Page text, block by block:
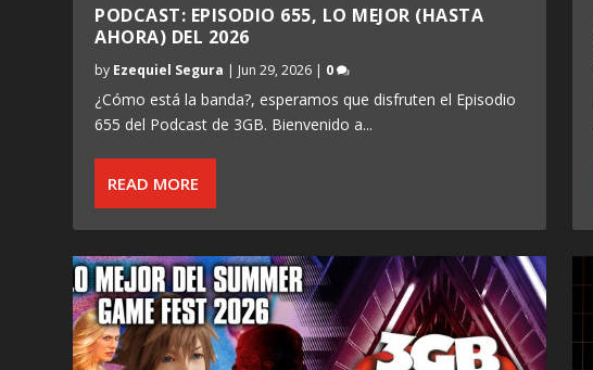
PODCAST: EPISODIO 655, LO MEJOR (HASTA
AHORA) DEL 2026
by Ezequiel Segura | Jun 29, 2026 | 0
¿Cómo está la banda?, esperamos que disfruten el Episodio
655 del Podcast de 3GB. Bienvenido a...
READ MORE